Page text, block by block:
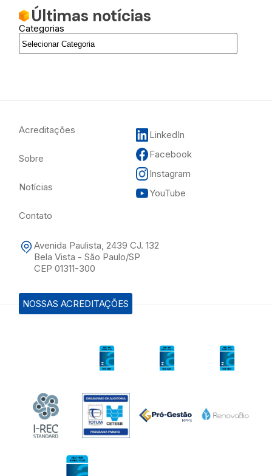
Últimas notícias
Categorias
Acreditações
Sobre
Notícias
Contato
Avenida Paulista, 2439 CJ. 132
Bela Vista - São Paulo/SP
CEP 01311-300
LinkedIn
Facebook
Instagram
YouTube
NOSSAS ACREDITAÇÕES